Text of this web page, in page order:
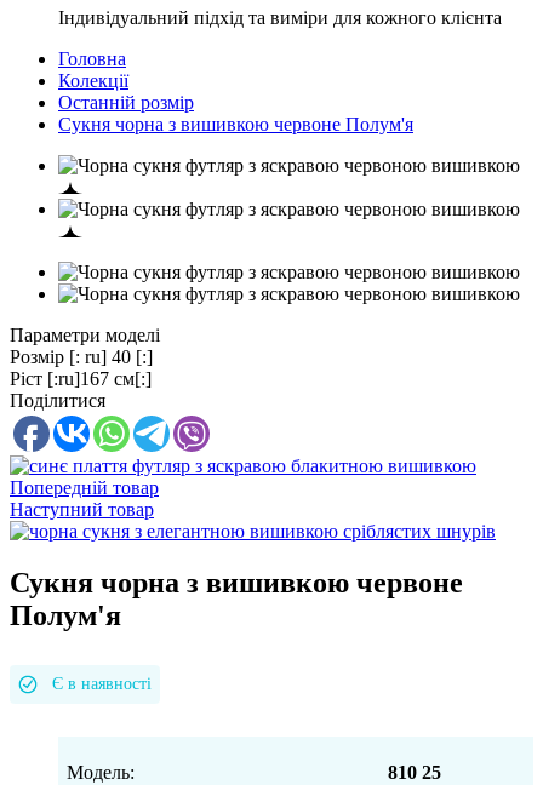
Індивідуальний підхід та виміри для кожного клієнта
Головна
Колекції
Останній розмір
Сукня чорна з вишивкою червоне Полум'я
Параметри моделі
Розмір [: ru] 40 [:]
Ріст [:ru]167 см[:]
Поділитися
Попередній товар
Наступний товар
Сукня чорна з вишивкою червоне
Полум'я
Є в наявності
Модель: 810 25